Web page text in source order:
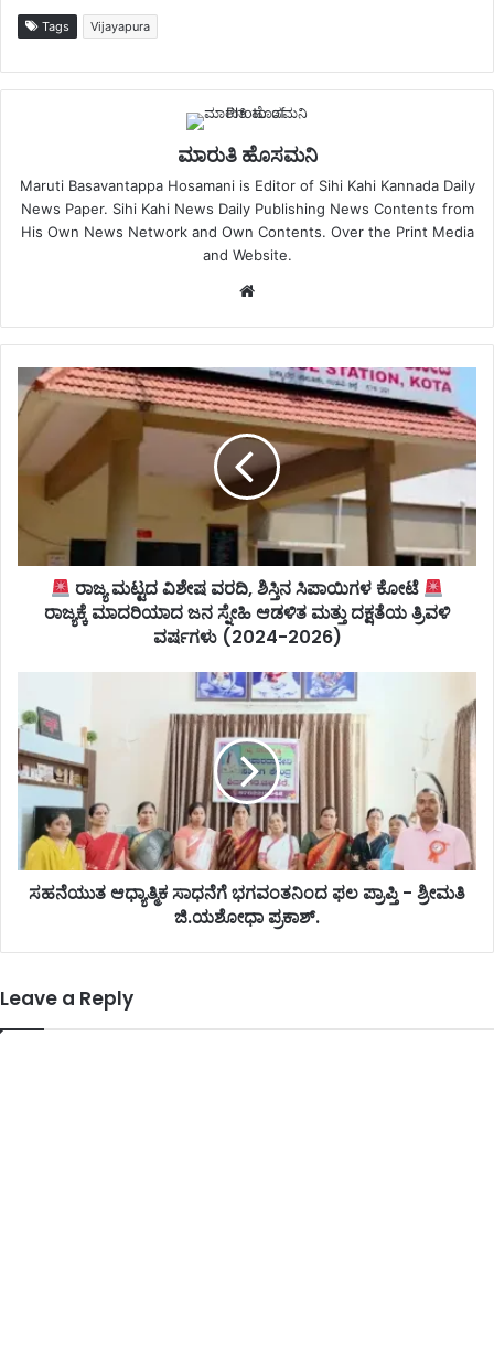
Tags Vijayapura
ಮಾರುತಿ ಹೊಸಮನಿ
Maruti Basavantappa Hosamani is Editor of Sihi Kahi Kannada Daily
News Paper. Sihi Kahi News Daily Publishing News Contents from
His Own News Network and Own Contents. Over the Print Media
and Website.
Website
ರಾಜ್ಯ ಮಟ್ಟದ ವಿಶೇಷ ವರದಿ, ಶಿಸ್ತಿನ ಸಿಪಾಯಿಗಳ ಕೋಟೆ
ರಾಜ್ಯಕ್ಕೆ ಮಾದರಿಯಾದ ಜನ ಸ್ನೇಹಿ ಆಡಳಿತ ಮತ್ತು ದಕ್ಷತೆಯ ತ್ರಿವಳಿ
ವರ್ಷಗಳು (2024-2026)
ಸಹನೆಯುತ ಆಧ್ಯಾತ್ಮಿಕ ಸಾಧನೆಗೆ ಭಗವಂತನಿಂದ ಫಲ ಪ್ರಾಪ್ತಿ - ಶ್ರೀಮತಿ
ಜಿ.ಯಶೋಧಾ ಪ್ರಕಾಶ್.
Leave a Reply